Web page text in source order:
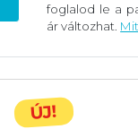
foglalod le a
ár változhat.
ÚJ!